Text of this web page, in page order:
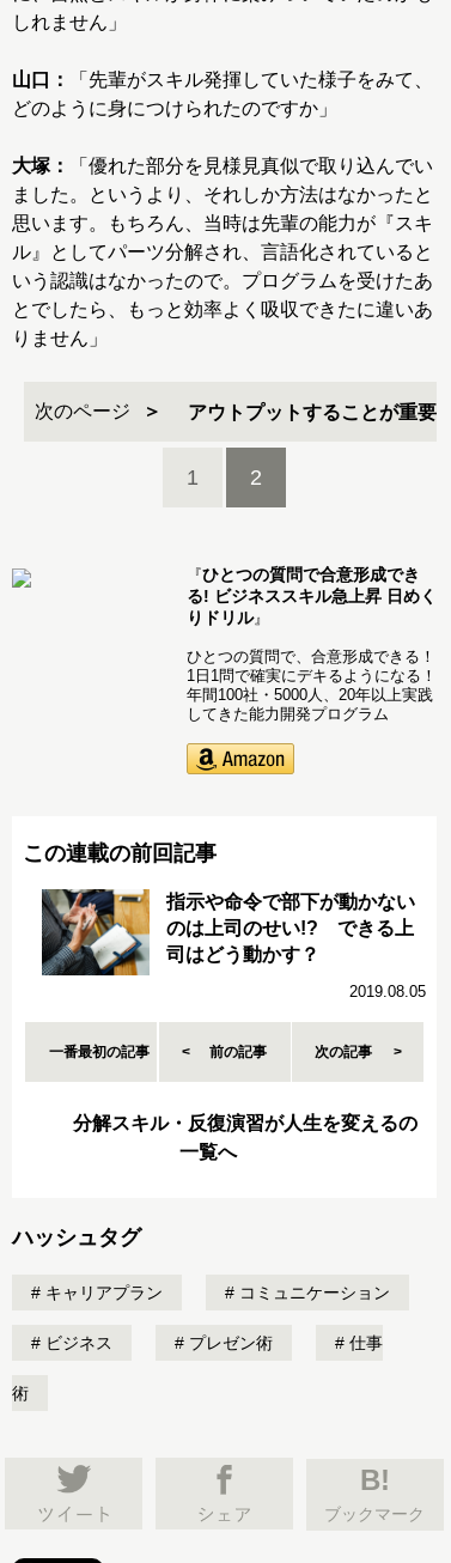
しれません」
山口：
「先輩がスキル発揮していた様子をみて、
どのように身につけられたのですか」
大塚：
「優れた部分を見様見真似で取り込んでい
ました。というより、それしか方法はなかったと
思います。もちろん、当時は先輩の能力が『スキ
ル』としてパーツ分解され、言語化されていると
いう認識はなかったので。プログラムを受けたあ
とでしたら、もっと効率よく吸収できたに違いあ
りません」
次のページ アウトプットすることが重要
1 2
『ひとつの質問で合意形成でき
る! ビジネススキル急上昇 日めく
りドリル』
ひとつの質問で、合意形成できる！
1日1問で確実にデキるようになる！
年間100社・5000人、20年以上実践
してきた能力開発プログラム
この連載の前回記事
指示や命令で部下が動かない
のは上司のせい!? できる上
司はどう動かす？
2019.08.05
一番最初の記事 前の記事 次の記事
分解スキル・反復演習が人生を変えるの
一覧へ
ハッシュタグ
キャリアプラン コミュニケーション
ビジネス プレゼン術 仕事
術
B!
ブックマーク